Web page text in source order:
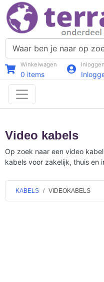
Winkelwagen
0 items
Video kabels
Op zoek naar een video
kabels voor zakelijk, thuis en
KABELS VIDEOKABELS